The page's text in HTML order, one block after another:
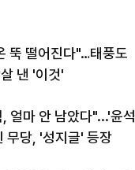
뚝 떨어진다"…태풍도
낸 '이것'
얼마 안 남았다"...'윤석
무당, '성지글' 등장